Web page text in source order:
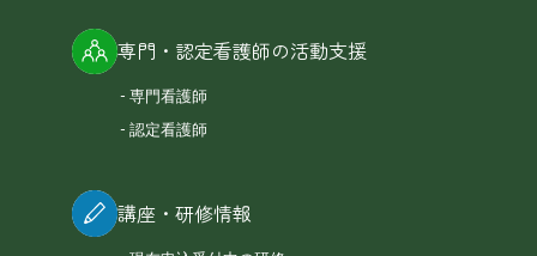
専門・認定看護師の活動支援
専門看護師
認定看護師
講座・研修情報